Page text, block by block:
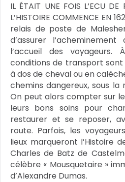
IL ÉTAIT UNE FOIS L’ECU DE
L’HISTOIRE COMMENCE EN
relais de poste de
d’assurer
l’accueil des voyageurs.
conditions de transport sont
à dos de cheval ou en
chemins dangereux, sous la
On peut alors compter sur
leurs bons soins pour
restaurer et se reposer,
route. Parfois, les
lieux marqueront l’Histoire
Charles de Batz de
célèbre « Mousquetaire »
d’Alexandre Dumas.